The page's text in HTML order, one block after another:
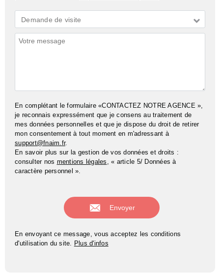
Demande
*
Demande de visite
Commentaires
En complétant le formulaire «CONTACTEZ NOTRE AGENCE »,
je reconnais expressément que je consens au traitement de
mes données personnelles et que je dispose du droit de retirer
mon consentement à tout moment en m'adressant à
support@fnaim.fr.
En savoir plus sur la gestion de vos données et droits :
consulter nos mentions légales , « article 5/ Données à
caractère personnel ».
En envoyant ce message, vous acceptez les conditions
d'utilisation du site. Plus d'infos